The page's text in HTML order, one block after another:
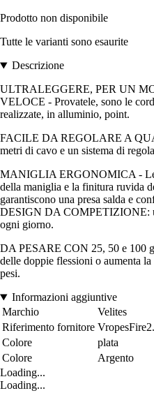
Prodotto non disponibile
Tutte le varianti sono esaurite
Descrizione
ULTRALEGGERE, PER UN
VELOCE - Provatele, sono le
realizzate, in alluminio, point.
FACILE DA REGOLARE A
metri di cavo e un sistema di
MANIGLIA ERGONOMICA - Le
della maniglia e la finitura ruvida
garantiscono una presa salda e
DESIGN DA COMPETIZIONE:
ogni giorno.
DA PESARE CON 25, 50 e 100
delle doppie flessioni o aumenta
pesi.
Informazioni aggiuntive
Marchio
Velites
Riferimento fornitore
Colore
plata
Colore
Argento
Loading...
Loading...